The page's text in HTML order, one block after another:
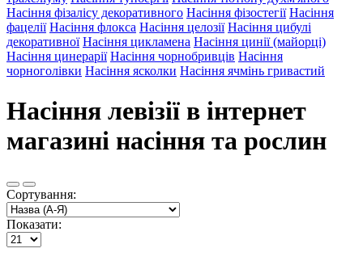
Насіння фізалісу декоративного Насіння фізостегії Насіння
фацелії Насіння флокса Насіння целозії Насіння цибулі
декоративної Насіння цикламена Насіння цинії (майорці)
Насіння цинерарії Насіння чорнобривців Насіння
чорноголівки Насіння ясколки Насіння ячмінь гривастий
Насіння левізії в інтернет
магазині насіння та рослин
Сортування:
Показати: